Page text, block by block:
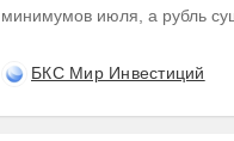
минимумов июля, а рубль
премиальных...
БКС Мир Инвестиций